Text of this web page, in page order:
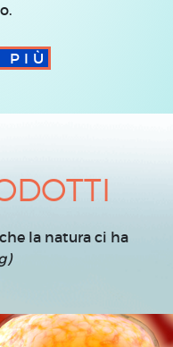
PIÙ
la natura ci ha